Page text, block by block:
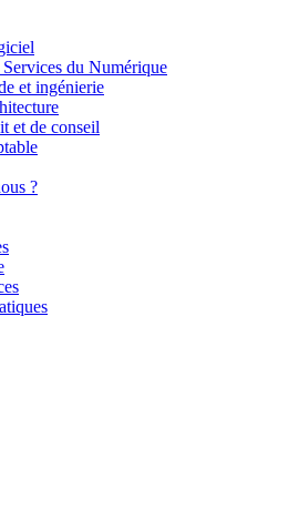
du Numérique
et ingénierie
et de conseil
?